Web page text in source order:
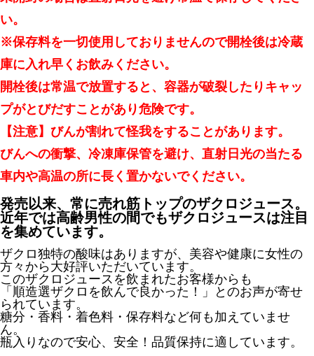
い。
※保存料を一切使用しておりませんので開栓後は冷蔵
庫に入れ早くお飲みください。
開栓後は常温で放置すると、容器が破裂したりキャッ
プがとびだすことがあり危険です。
【注意】びんが割れて怪我をすることがあります。
びんへの衝撃、冷凍庫保管を避け、直射日光の当たる
車内や高温の所に長く置かないでください。
発売以来、常に売れ筋トップのザクロジュース。
近年では高齢男性の間でもザクロジュースは注目
を集めています。
ザクロ独特の酸味はありますが、美容や健康に女性の
方々から大好評いただいています。
このザクロジュースを飲まれたお客様からも
「順造選ザクロを飲んで良かった！」とのお声が寄せ
られています。
糖分・香料・着色料・保存料など何も加えていませ
ん。
瓶入りなので安心、安全！品質保持に適しています。